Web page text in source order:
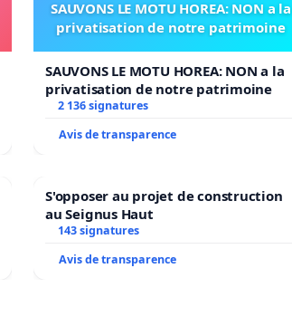
SAUVONS LE MOTU HOREA: NON a la
privatisation de notre patrimoine
SAUVONS LE MOTU HOREA: NON a la
privatisation de notre patrimoine
2 136 signatures
Avis de transparence
S'opposer au projet de construction
au Seignus Haut
143 signatures
Avis de transparence